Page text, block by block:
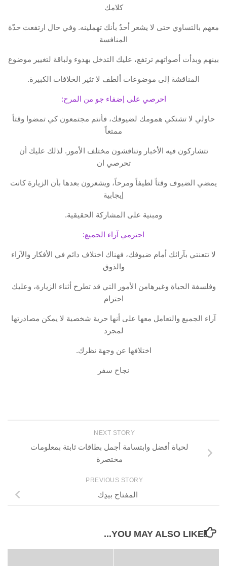
كلامك
معهم بالتساوي حتى لا يشعر أحدٌ بأنك تهملينه. وفي حال ارتفعت حدّة
المنافسة
بينهم وبدأت أصواتهم ترتفع، عليك التدخل بهدوء ولباقة لتغيير موضوع
المناقشة إلى موضوعات ألطف لا تثير الخلافات الكبيرة.
احرصي على إضفاء جو من المرح:
حاولي لا تشتكي همومك لضيوفك، فأنتم مجتمعون كي تمضوا وقتاً
ممتعاً
تتشاركون فيه الأخبار وتناقشون مختلف الأمور. لذلك عليك أن
تحرصي ان
يمضي الضيوف وقتاً لطيفاً ومرحاً، ويشعرون بعدها بأن الزيارة كانت
إيجابية
ومبنية على المشاركة الحقيقية.
احترمي آراء الجميع:
لا تتعنتي بآرائك أمام ضيوفك، فهناك اختلاف دائم في الأفكار والآراء
والذوق
وفلسفة الحياة وغيرهامن الأمور التي قد تطرح أثناء الزيارة، وعليك
احترام
آراء الجميع والتعامل معها على أنها حرية شخصية لا يمكن مصادرتها
لمجرد
اختلافها عن وجهة نظرك.
نجاح سفر
NEXT STORY
لحياة أفضل وابتسامة أجمل بطاقات ثابتة بمعلومات
مختصرة
PREVIOUS STORY
المفتاح بيدِك
YOU MAY ALSO LIKE...